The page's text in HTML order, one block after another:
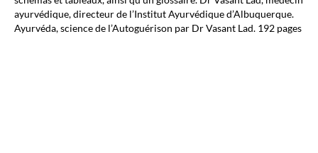
ayurvédique, directeur de l’Institut Ayurvédique d’Albuquerque.
Ayurvéda, science de l’Autoguérison par Dr Vasant Lad. 192 pages